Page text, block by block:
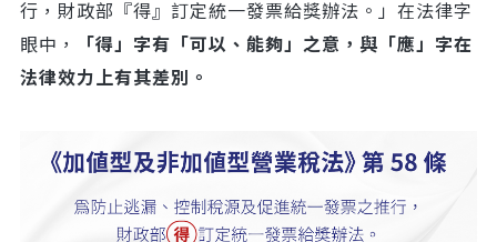
行，財政部『得』訂定統一發票給獎辦法。」在法律字
眼中，
「得」字有「可以、能夠」之意，與「應」字在
法律效力上有其差別。